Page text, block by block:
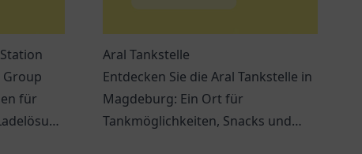
Group
für
Aral Tankstelle
Entdecken Sie die Aral Tankstelle in
Magdeburg: Ein Ort für
Tankmöglichkeiten, Snacks und